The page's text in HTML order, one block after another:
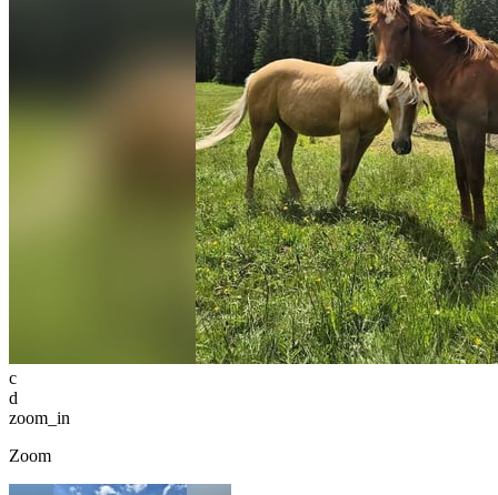
c
d
zoom_in
Zoom